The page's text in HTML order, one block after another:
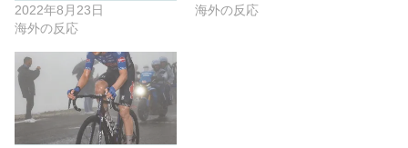
2022年8月23日
海外の反応
海外の反応